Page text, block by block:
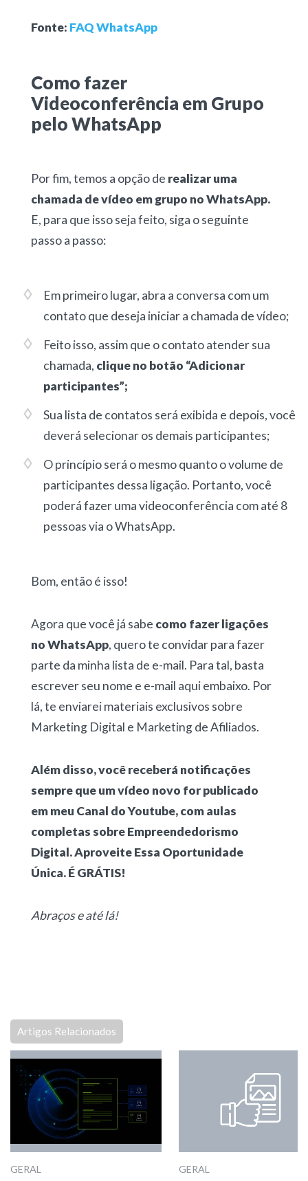
Fonte: FAQ WhatsApp
Como fazer
Videoconferência em Grupo
pelo WhatsApp
Por fim, temos a opção de realizar uma
chamada de vídeo em grupo no WhatsApp.
E, para que isso seja feito, siga o seguinte
passo a passo:
Em primeiro lugar, abra a conversa com um
contato que deseja iniciar a chamada de vídeo;
Feito isso, assim que o contato atender sua
chamada, clique no botão “Adicionar
participantes”;
Sua lista de contatos será exibida e depois, você
deverá selecionar os demais participantes;
O princípio será o mesmo quanto o volume de
participantes dessa ligação. Portanto, você
poderá fazer uma videoconferência com até 8
pessoas via o WhatsApp.
Bom, então é isso!
Agora que você já sabe como fazer ligações
no WhatsApp, quero te convidar para fazer
parte da minha lista de e-mail. Para tal, basta
escrever seu nome e e-mail aqui embaixo. Por
lá, te enviarei materiais exclusivos sobre
Marketing Digital e Marketing de Afiliados.
Além disso, você receberá notificações
sempre que um vídeo novo for publicado
em meu Canal do Youtube, com aulas
completas sobre Empreendedorismo
Digital. Aproveite Essa Oportunidade
Única. É GRÁTIS!
Abraços e até lá!
Artigos Relacionados
GERAL GERAL